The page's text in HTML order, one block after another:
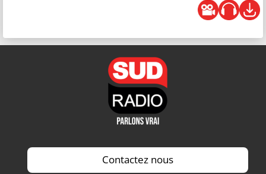
Contactez nous